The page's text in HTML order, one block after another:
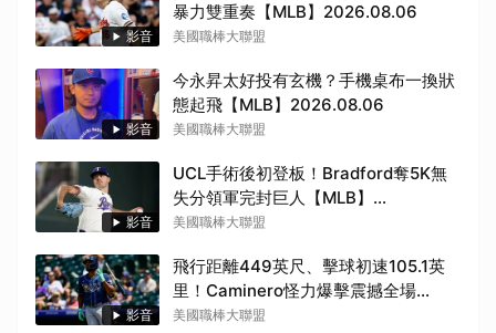
影音
暴力雙重奏【MLB】2026.08.06
美國職棒大聯盟
影音
今永昇太好投有玄機？手機桌布一換狀
態起飛【MLB】2026.08.06
美國職棒大聯盟
影音
UCL手術後初登板！Bradford奪5K無
失分領軍完封巨人【MLB】
2026.08.06
美國職棒大聯盟
影音
飛行距離449英尺、擊球初速105.1英
里！Caminero怪力爆擊震撼全場
【MLB】2026.08.06
美國職棒大聯盟